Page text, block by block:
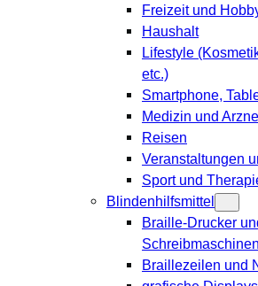
Freizeit und
Haushalt
Lifestyle
etc.)
Smartphone,
Medizin und
Reisen
Veranstaltungen
Sport und
Blindenhilfsmittel
Braille-Drucker
Schreibmaschinen
Braillezeilen und